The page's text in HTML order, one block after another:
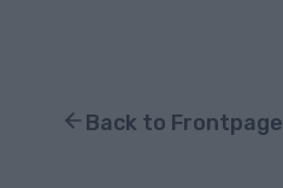
Back to Frontpage